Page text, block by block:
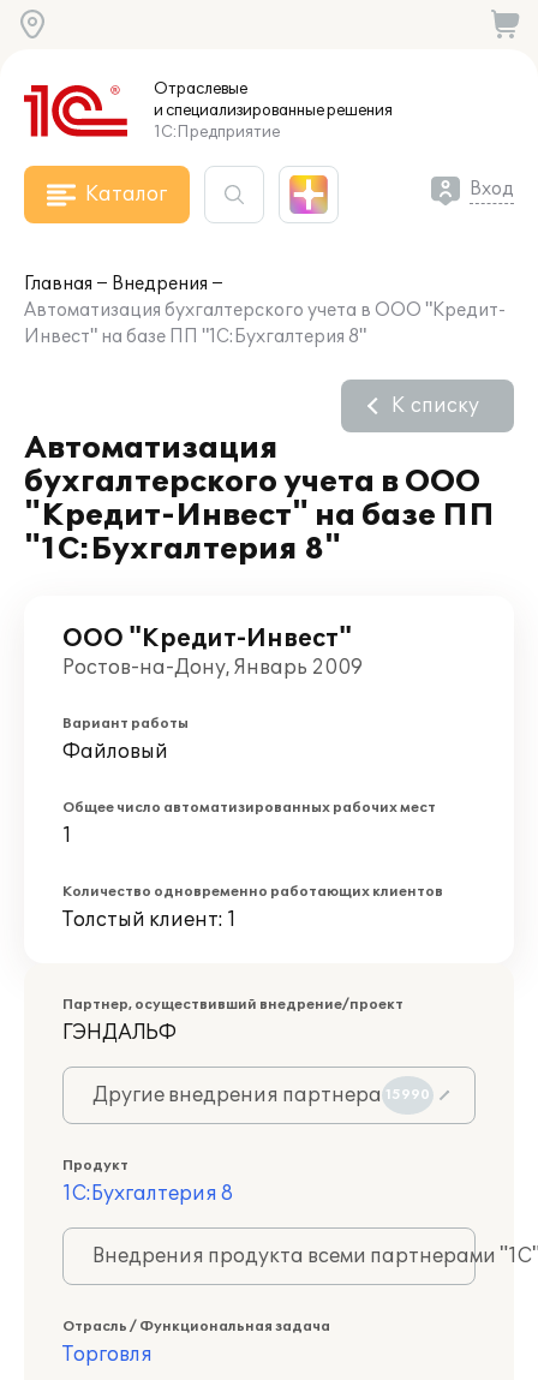
Отраслевые
и специализированныерешения
1С:Предприятие
Каталог Вход
Главная
Внедрения
Автоматизация бухгалтерского учета в ООО "Кредит-
Инвест" на базе ПП "1С:Бухгалтерия 8"
Автоматизация
бухгалтерского учета в ООО
"Кредит-Инвест" на базе ПП
"1С:Бухгалтерия 8"
К списку
ООО "Кредит-Инвест"
Ростов-на-Дону, Январь 2009
Вариант работы
Файловый
Общее число автоматизированных рабочих мест
1
Количество одновременно работающих клиентов
Толстый клиент: 1
Партнер, осуществивший внедрение/проект
ГЭНДАЛЬФ
Другие внедрения партнера 15990
Продукт
1С:Бухгалтерия 8
Внедрения продукта всеми партнерами
Отрасль / Функциональная задача
Торговля